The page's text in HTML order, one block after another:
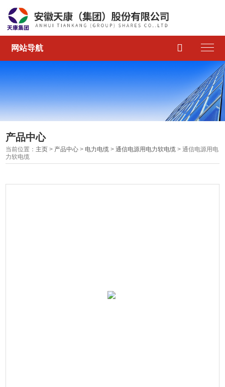
网站导航 
产品中心
当前位置： 主页 > 产品中心 > 电力电缆 >通信电源用电力软电缆 > 通信电源用电
力软电缆